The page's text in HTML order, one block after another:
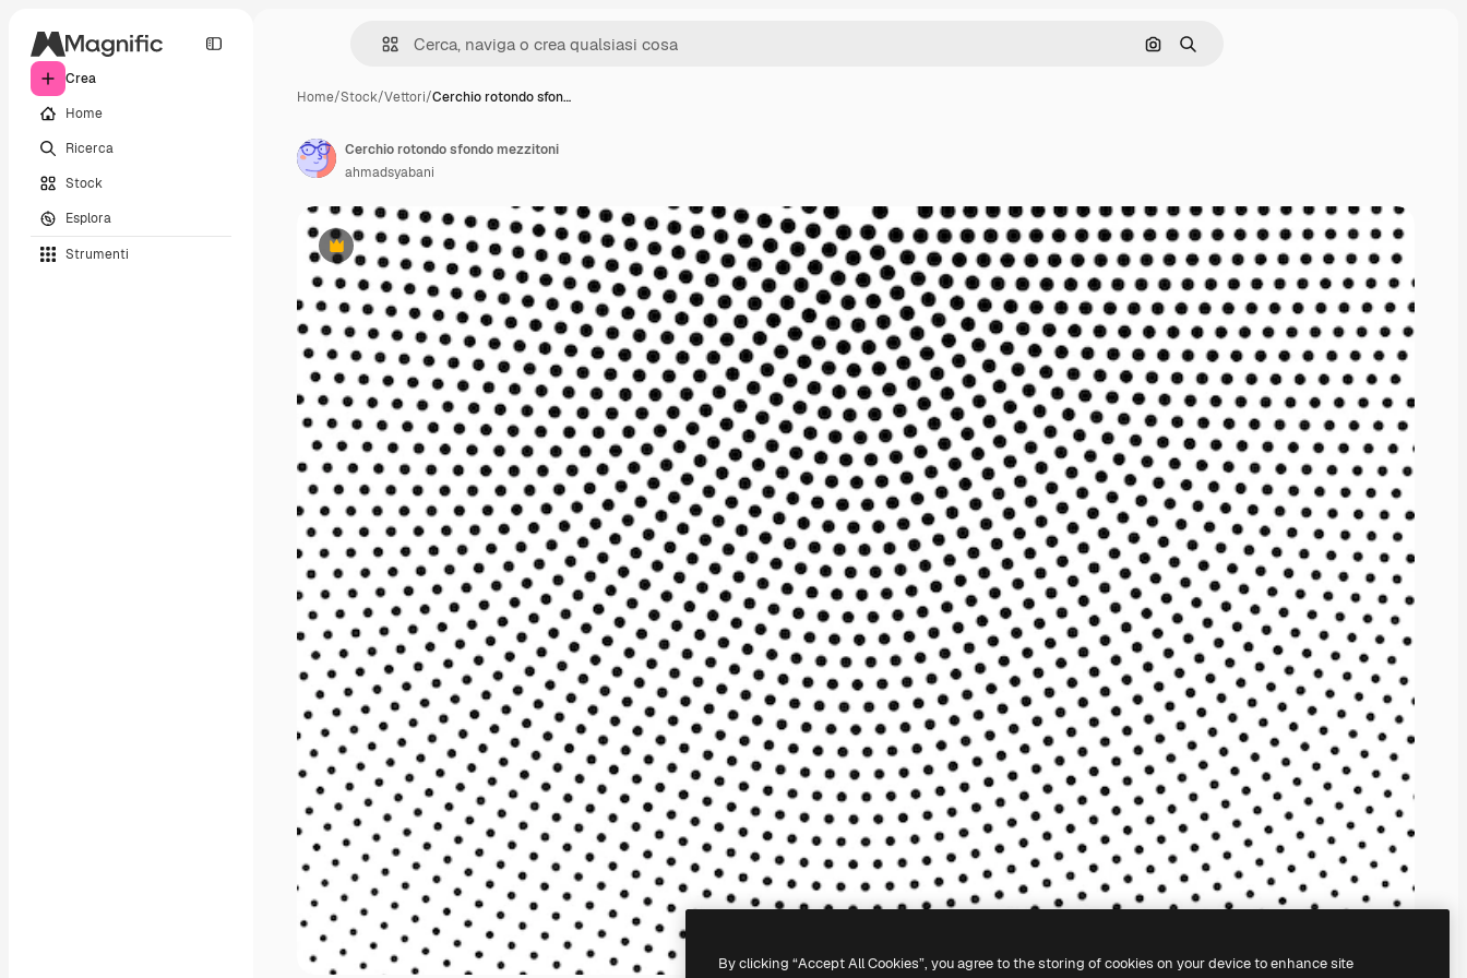
Crea
Home
Ricerca
Stock
Esplora
Strumenti
Cerca per immagine
Ricerca
Home/Stock/Vettori/Cerchio rotondo sfon…
Premium
Cerchio rotondo sfondo mezzitoni
ahmadsyabani
By clicking “Accept All Cookies”, you agree to the storing of cookies on your device to enhance site